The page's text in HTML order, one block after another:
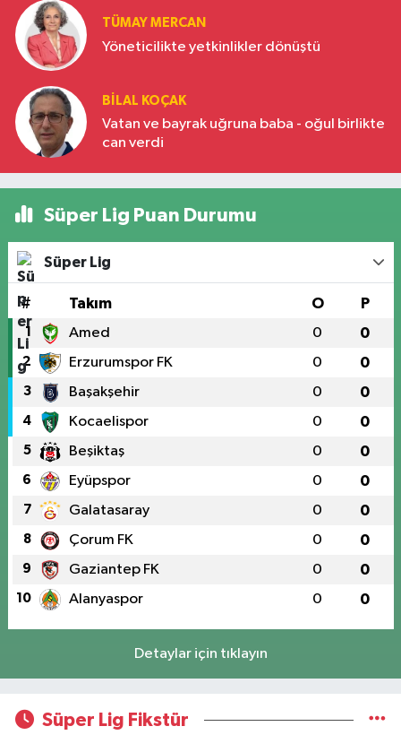
TÜMAY MERCAN
Yöneticilikte yetkinlikler dönüştü
BILAL KOÇAK
Vatan ve bayrak uğruna baba - oğul birlikte
can verdi
Süper Lig Puan Durumu
Süper Lig
# Takım O P
1 Amed 0 0
2 Erzurumspor FK 0 0
3 Başakşehir 0 0
4 Kocaelispor 0 0
5 Beşiktaş 0 0
6 Eyüpspor 0 0
7 Galatasaray 0 0
8 Çorum FK 0 0
9 Gaziantep FK 0 0
10 Alanyaspor 0 0
Detaylar için tıklayın
Süper Lig Fikstür